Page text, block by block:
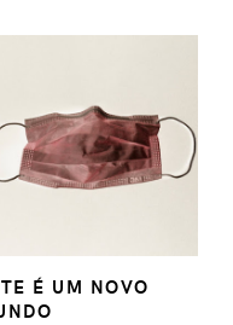
É UM NOVO